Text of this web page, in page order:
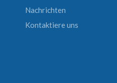
Nachrichten
Kontaktiere uns